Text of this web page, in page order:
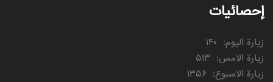
إحصائيات
زيارة اليوم: ۱۴۰
زيارة الامس: ۵۱۳
زيارة الاسبوع: ۱۳۵۶